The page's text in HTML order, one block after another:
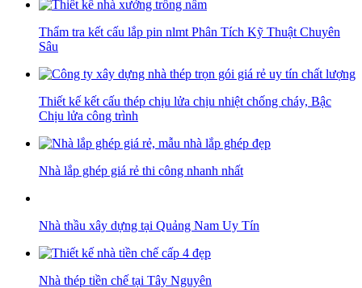
Thẩm tra kết cấu lắp pin nlmt Phân Tích Kỹ Thuật Chuyên
Sâu
Thiết kế kết cấu thép chịu lửa chịu nhiệt chống cháy, Bậc
Chịu lửa công trình
Nhà lắp ghép giá rẻ thi công nhanh nhất
Nhà thầu xây dựng tại Quảng Nam Uy Tín
Nhà thép tiền chế tại Tây Nguyên